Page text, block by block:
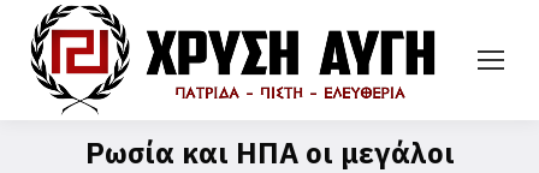
Ρωσία και ΗΠΑ οι μεγάλοι